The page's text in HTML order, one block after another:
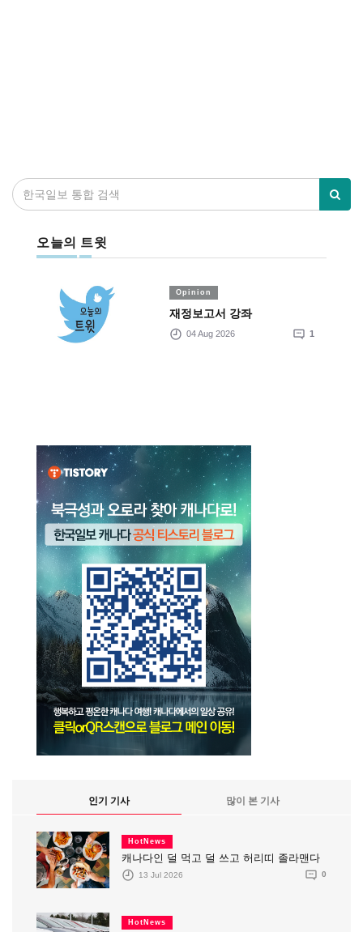
오늘의 트윗
Opinion
재정보고서 강좌
04 Aug 2026 1
인기 기사 많이 본 기사
HotNews
캐나다인 덜 먹고 덜 쓰고 허리띠 졸라맨다
13 Jul 2026 0
HotNews